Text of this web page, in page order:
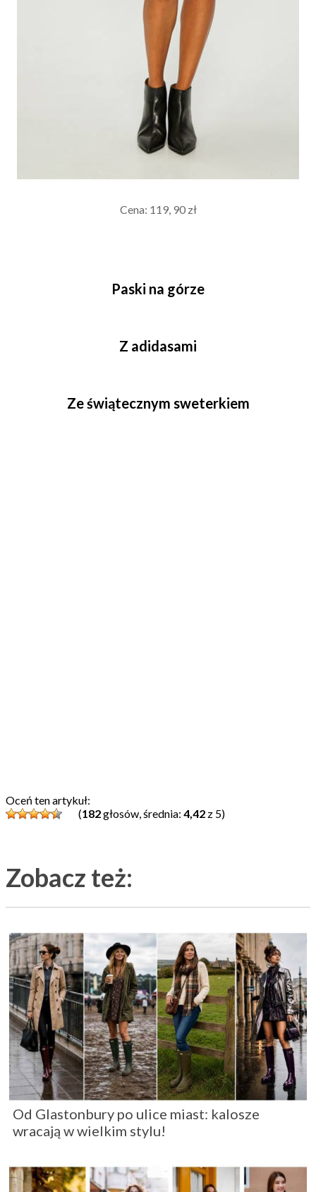
Cena: 119, 90 zł
Paski na górze
Z adidasami
Ze świątecznym sweterkiem
Oceń ten artykuł:
(182głosów, średnia: 4,42 z 5)
Zobacz też:
Od Glastonbury po ulice miast: kalosze
wracają w wielkim stylu!